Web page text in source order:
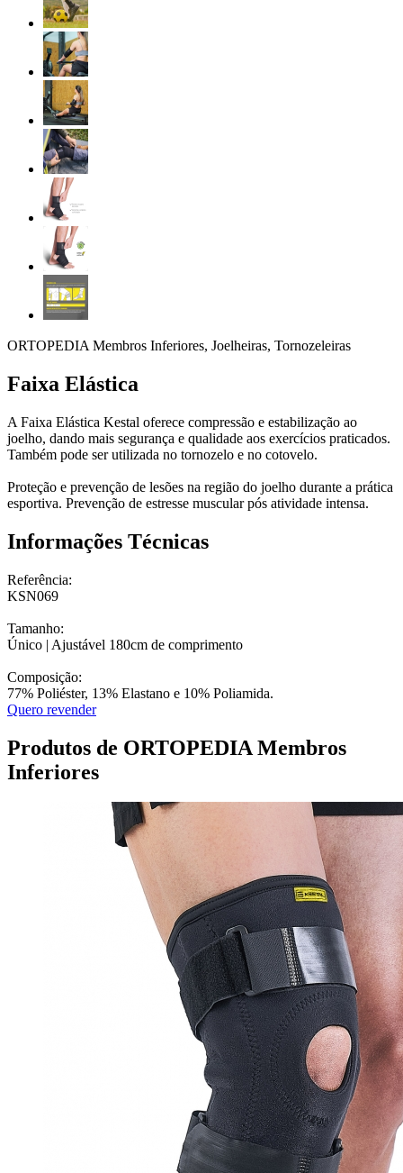
ORTOPEDIA Membros Inferiores, Joelheiras, Tornozeleiras
Faixa Elástica
A Faixa Elástica Kestal oferece compressão e estabilização ao
joelho, dando mais segurança e qualidade aos exercícios praticados.
Também pode ser utilizada no tornozelo e no cotovelo.
Proteção e prevenção de lesões na região do joelho durante a prática
esportiva. Prevenção de estresse muscular pós atividade intensa.
Informações Técnicas
Referência:
KSN069
Tamanho:
Único | Ajustável 180cm de comprimento
Composição:
77% Poliéster, 13% Elastano e 10% Poliamida.
Quero revender
Produtos de ORTOPEDIA Membros
Inferiores